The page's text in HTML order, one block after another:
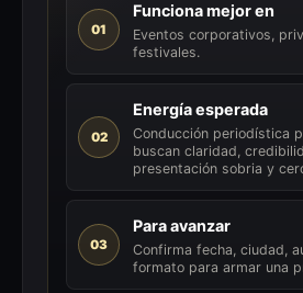
01
Funciona mejor en
Eventos corporativos,
festivales.
02
Energía esperada
Conducción periodística
buscan claridad,
presentación sobria y
03
Para avanzar
Confirma fecha, ciudad,
formato para armar una